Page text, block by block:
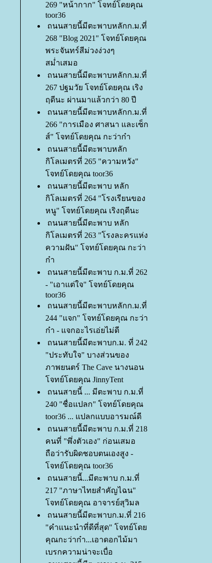
269 "หน้ากาก" โจทย์โดยคุณ
toor36
ถนนสายนี้มีตะพาบหลักก.ม.ที่
268 "Blog 2021" โจทย์โดยคุณ
พระจันทร์สีม่วงง่วงๆ
สม่ำเสมอ
ถนนสายนี้มีตะพาบหลักก.ม.ที่
267 ปฐมวัย โจทย์โดยคุณ เริง
ฤดีนะ ผ่านมาแล้วกว่า 80 ปี
ถนนสายนี้มีตะพาบหลักก.ม.ที่
266 "การเมือง ศาสนา และเซ็ก
ส์" โจทย์โดยคุณ กะว่าก๋า
ถนนสายนี้มีตะพาบหลัก
กิโลเมตรที่ 265 "ความหวัง"
จทย์โดยคุณ toor36
ถนนสายนี้มีตะพาบ หลัก
กิโลเมตรที่ 264 "โรงเรียนของ
หนู" โจทย์โดยคุณ เริงฤดีนะ
ถนนสายนี้มีตะพาบ หลัก
กิโลเมตรที่ 263 "โรงละครแห่ง
ความฝัน" โจทย์โดยคุณ กะว่า
ก๋า
ถนนสายนี้มีตะพาบ ก.ม.ที่ 262
- "เอาแต่ใจ" โจทย์โดยคุณ
toor36
ถนนสายนี้มีตะพาบหลักก.ม.ที่
244 "แจก" โจทย์โดยคุณ กะว่า
ก๋า - แจกอะไรเอ่ยไม่ดี
ถนนสายนี้มีตะพาบก.ม. ที่ 242
"ประทับใจ" บางส่วนของ
ภาพยนตร์ The Cave นางนอน
จทย์โดยคุณ JinnyTent
ถนนสายนี้ ... มีตะพาบ ก.ม.ที่
240 "ชื่อแปลก" โจทย์โดยคุณ
toor36 ... แปลกแบบอารมณ์ดี
ถนนสายนี้มีตะพาบ ก.ม.ที่ 218
คนที่ "พึ่งตัวเอง" ก่อนเสมอ
ถือว่ารับผิดชอบตนเองสูง -
จทย์โดยคุณ toor36
ถนนสายนี้...มีตะพาบ ก.ม.ที่
217 "ภาษาไทยสำคัญไฉน"
จทย์โดยคุณ อาจารย์สุวิมล
ถนนสายนี้มีตะพาบก.ม.ที่ 216
"คำแนะนำที่ดีที่สุด" โจทย์โด
คุณกะว่าก๋า...เอาดอกไม้มา
เบรกความน่าจะเบื่อ